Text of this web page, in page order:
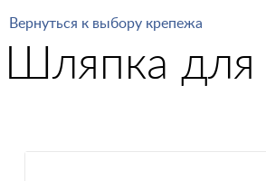
Вернуться к выбору крепежа
Шляпка для